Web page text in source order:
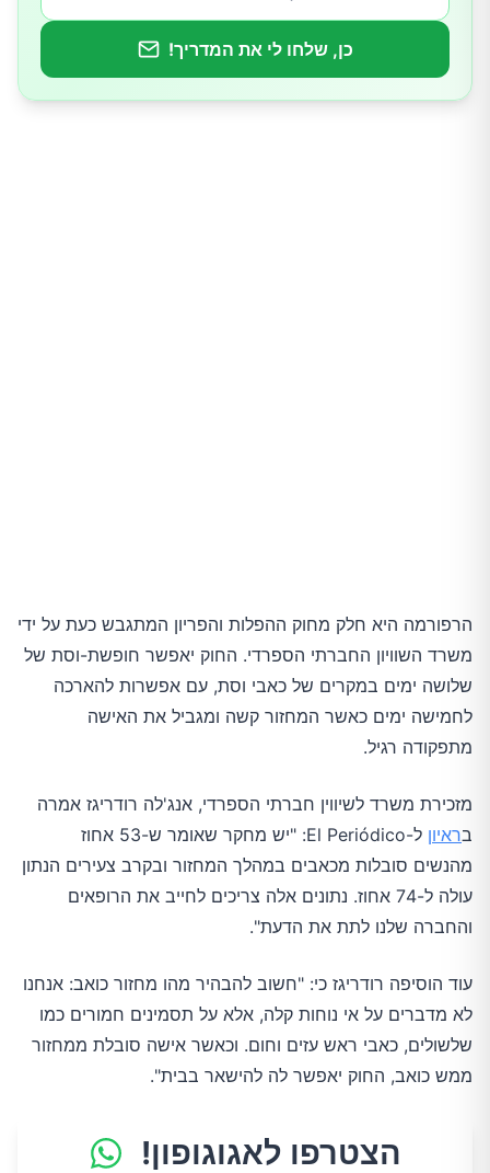
כן, שלחו לי את המדריך!
הרפורמה היא חלק מחוק ההפלות והפריון המתגבש כעת על ידי
משרד השוויון החברתי הספרדי. החוק יאפשר חופשת-וסת של
שלושה ימים במקרים של כאבי וסת, עם אפשרות להארכה
לחמישה ימים כאשר המחזור קשה ומגביל את האישה
מתפקודה רגיל.
מזכירת משרד לשיווין חברתי הספרדי, אנג'לה רודריגז אמרה
בראיון
ל-El Periódico: "יש מחקר שאומר ש-53 אחוז
מהנשים סובלות מכאבים במהלך המחזור ובקרב צעירים הנתון
עולה ל-74 אחוז. נתונים אלה צריכים לחייב את הרופאים
והחברה שלנו לתת את הדעת".
עוד הוסיפה רודריגז כי: "חשוב להבהיר מהו מחזור כואב: אנחנו
לא מדברים על אי נוחות קלה, אלא על תסמינים חמורים כמו
שלשולים, כאבי ראש עזים וחום. וכאשר אישה סובלת ממחזור
ממש כואב, החוק יאפשר לה להישאר בבית".
הצטרפו לאגוגופון!